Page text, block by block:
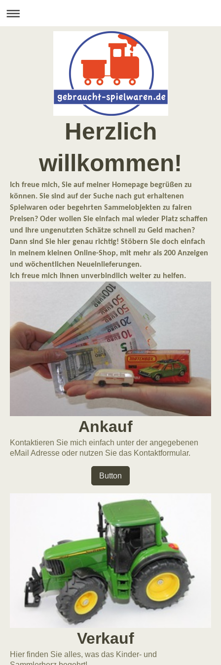
Herzlich
willkommen!
Ich freue mich, Sie auf meiner Homepage begrüßen zu
können. Sie sind auf der Suche nach gut erhaltenen
Spielwaren oder begehrten Sammelobjekten zu fairen
Preisen? Oder wollen Sie einfach mal wieder Platz schaffen
und Ihre ungenutzten Schätze schnell zu Geld machen?
Dann sind Sie hier genau richtig! Stöbern Sie doch einfach
in meinem kleinen Online-Shop, mit mehr als 200 Anzeigen
und wöchentlichen Neueinlieferungen.
Ich freue mich Ihnen unverbindlich weiter zu helfen.
Ankauf
Kontaktieren Sie mich einfach unter der angegebenen
eMail Adresse oder nutzen Sie das Kontaktformular.
Button
Verkauf
Hier finden Sie alles, was das Kinder- und